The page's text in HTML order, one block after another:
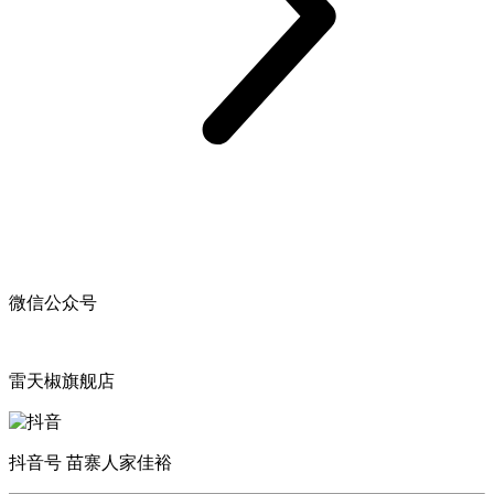
微信公众号
雷天椒旗舰店
抖音号 苗寨人家佳裕